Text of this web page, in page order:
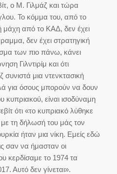
ο Μ. Γιλμάζ και τώρα
Το κόμμα του, από το
μάχη από το ΚΑΔ, δεν έχει
δεν έχει στρατηγική
των πιο πάνω, κάνει
Γιλντιρίμ και ότι
μια ντενκτασική
για όσους μπορούν να δουν
κυπριακού, είναι ισοδύναμη
ότι «το κυπριακό λύθηκε
με τη δήλωσή του μάς τον
ήταν μια νίκη. Εμείς εδώ
σαν να ήμασταν οι
κερδίσαμε το 1974 τα
Αυτό δεν γίνεται».